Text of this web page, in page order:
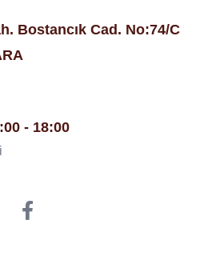
Bostancık Cad. No:74/C
- 18:00